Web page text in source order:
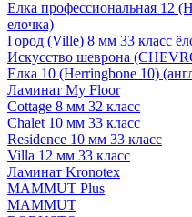
Елка профессиональная 12
елочка)
Город (Ville) 8 мм 33 класс
Искусство шеврона
Елка 10 (Herringbone 10)
Ламинат My Floor
Cottage 8 мм 32 класс
Chalet 10 мм 33 класс
Residence 10 мм 33 класс
Villa 12 мм 33 класс
Ламинат Kronotex
MAMMUT Plus
MAMMUT